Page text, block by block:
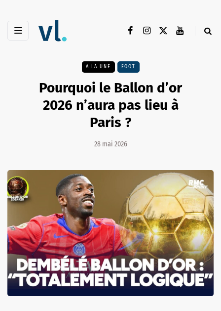
A LA UNE FOOT
Pourquoi le Ballon d’or
2026 n’aura pas lieu à
Paris ?
28 mai 2026